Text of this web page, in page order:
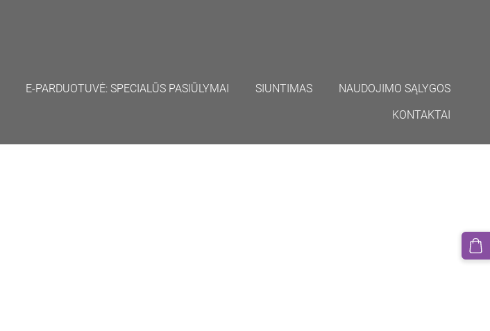
E-PARDUOTUVĖ: SPECIALŪS PASIŪLYMAI SIUNTIMAS
NAUDOJIMO SĄLYGOS
KONTAKTAI